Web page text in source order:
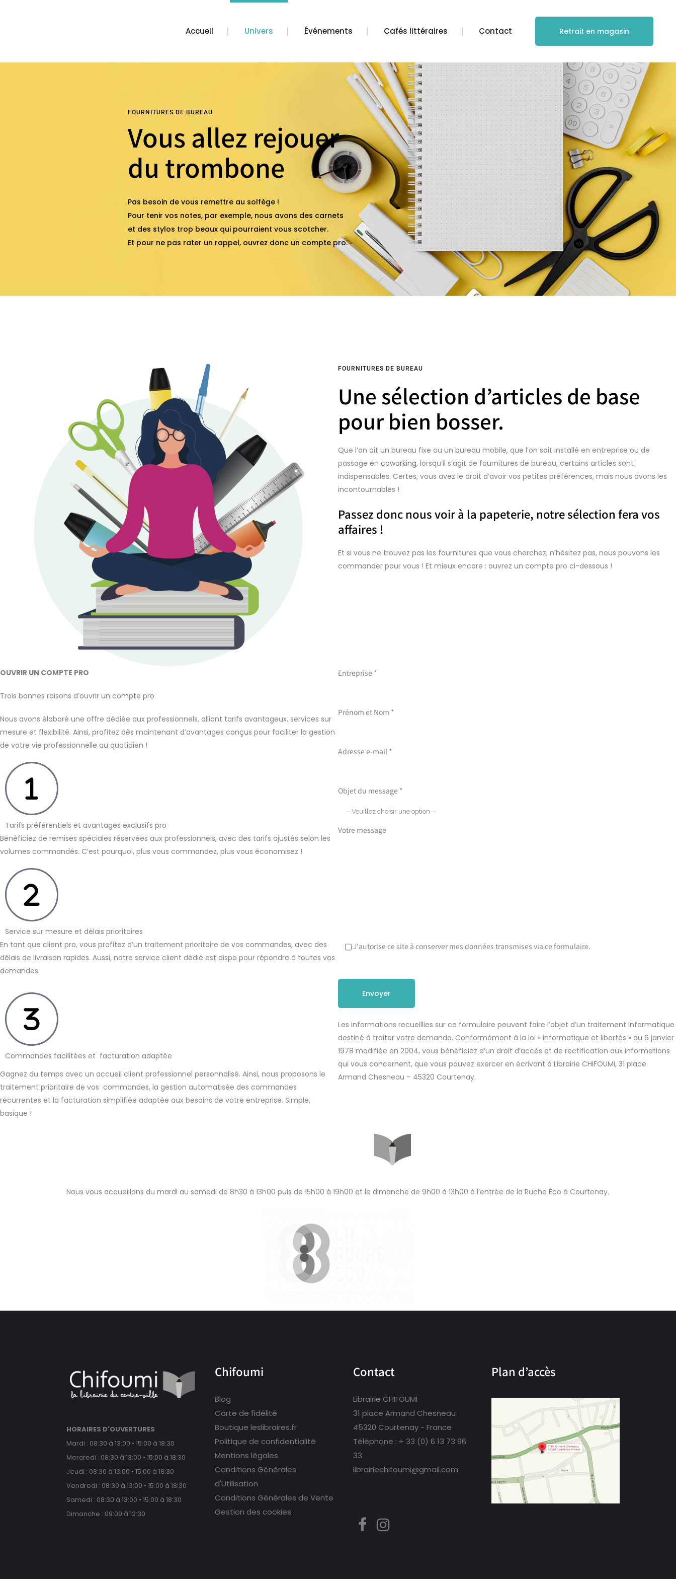
Retrait en magasin
Accueil Univers Événements Cafés littéraires Contact
FOURNITURES DE BUREAU
Vous allez rejouer
du trombone
Pas besoin de vous remettre au solfège !
Pour tenir vos notes, par exemple, nous avons des carnets
et des stylos trop beaux qui pourraient vous scotcher.
Et pour ne pas rater un rappel, ouvrez donc un compte pro.
FOURNITURES DE BUREAU
Une sélection d’articles de base
pour bien bosser.
Que l’on ait un bureau fixe ou un bureau mobile, que l’on soit installé en entreprise ou de
passage en coworking, lorsqu’il s’agit de fournitures de bureau, certains articles sont
indispensables. Certes, vous avez le droit d’avoir vos petites préférences, mais nous avons les
incontournables !
Passez donc nous voir à la papeterie, notre sélection fera vos
affaires !
Et si vous ne trouvez pas les fournitures que vous cherchez, n’hésitez pas, nous pouvons les
commander pour vous ! Et mieux encore : ouvrez un compte pro ci-dessous !
OUVRIR UN COMPTE PRO
Trois bonnes raisons d’ouvrir un compte pro
Nous avons élaboré une offre dédiée aux professionnels, alliant tarifs avantageux, services sur
mesure et flexibilité. Ainsi, profitez dès maintenant d’avantages conçus pour faciliter la gestion
de votre vie professionnelle au quotidien !
Tarifs préférentiels et avantages exclusifs pro
Bénéficiez de remises spéciales réservées aux professionnels, avec des tarifs ajustés selon les
volumes commandés. C’est pourquoi, plus vous commandez, plus vous économisez !
Service sur mesure et délais prioritaires
En tant que client pro, vous profitez d’un traitement prioritaire de vos commandes, avec des
délais de livraison rapides. Aussi, notre service client dédié est dispo pour répondre à toutes vos
demandes.
Commandes facilitées et facturation adaptée
Gagnez du temps avec un accueil client professionnel personnalisé. Ainsi, nous proposons le
traitement prioritaire de vos commandes, la gestion automatisée des commandes
récurrentes et la facturation simplifiée adaptée aux besoins de votre entreprise. Simple,
basique !
Entreprise *
Prénom et Nom *
Adresse e-mail *
Objet du message *
Votre message
J'autorise ce site à conserver mes données transmises via ce formulaire.
Les informations recueillies sur ce formulaire peuvent faire l’objet d’un traitement informatique
destiné à traiter votre demande. Conformément à la loi « informatique et libertés » du 6 janvier
1978 modifiée en 2004, vous bénéficiez d’un droit d’accès et de rectification aux informations
qui vous concernent, que vous pouvez exercer en écrivant à Librairie CHIFOUMI, 31 place
Armand Chesneau – 45320 Courtenay.
Nous vous accueillons du mardi au samedi de 8h30 à 13h00 puis de 15h00 à 19h00 et le dimanche de 9h00 à 13h00 à l’entrée de la Ruche Éco à Courtenay.
HORAIRES D'OUVERTURES
Mardi : 08:30 à 13:00 • 15:00 à 18:30
Mercredi : 08:30 à 13:00 • 15:00 à 18:30
Jeudi : 08:30 à 13:00 • 15:00 à 18:30
Vendredi : 08:30 à 13:00 • 15:00 à 18:30
Samedi : 08:30 à 13:00 • 15:00 à 18:30
Dimanche : 09:00 à 12:30
Chifoumi
Blog
Carte de fidélité
Boutique leslibraires.fr
Politique de confidentialité
Mentions légales
Conditions Générales
d'Utilisation
Conditions Générales de Vente
Gestion des cookies
Contact
Librairie CHIFOUMI
31 place Armand Chesneau
45320 Courtenay - France
Téléphone : + 33 (0) 6 13 73 96
33
librairiechifoumi@gmail.com
Plan d’accès